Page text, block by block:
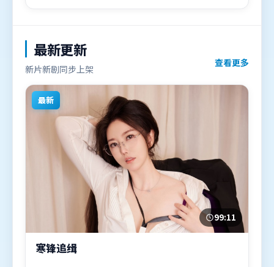
最新更新
新片新剧同步上架
查看更多
最新
99:11
寒锋追缉